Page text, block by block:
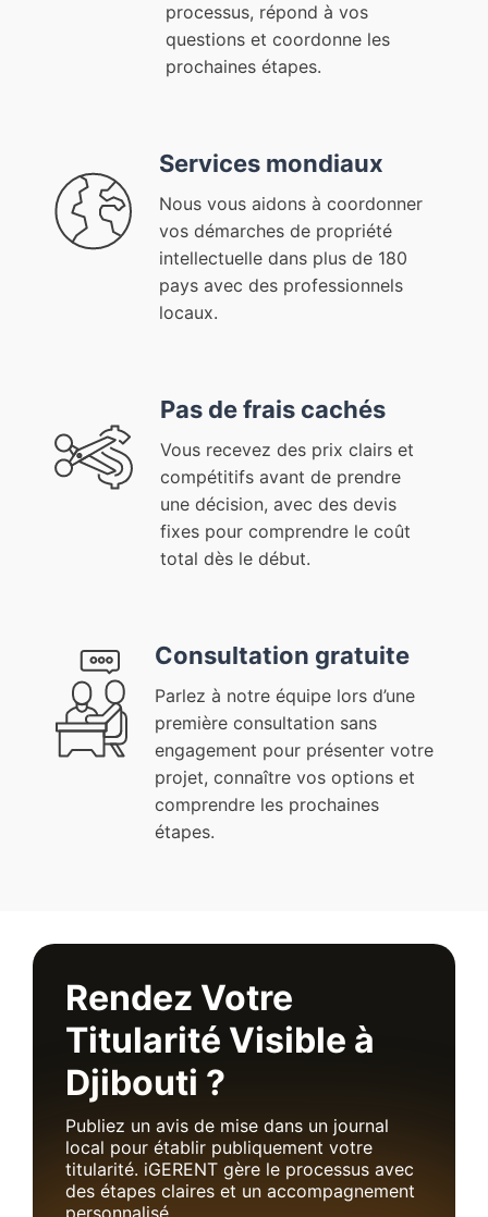
processus, répond à vos
questions et coordonne les
prochaines étapes.
Services mondiaux
Nous vous aidons à coordonner
vos démarches de propriété
intellectuelle dans plus de 180
pays avec des professionnels
locaux.
Pas de frais cachés
Vous recevez des prix clairs et
compétitifs avant de prendre
une décision, avec des devis
fixes pour comprendre le coût
total dès le début.
Consultation gratuite
Parlez à notre équipe lors d’une
première consultation sans
engagement pour présenter votre
projet, connaître vos options et
comprendre les prochaines
étapes.
Rendez Votre
Titularité Visible à
Djibouti ?
Publiez un avis de mise dans un journal
local pour établir publiquement votre
titularité. iGERENT gère le processus avec
des étapes claires et un accompagnement